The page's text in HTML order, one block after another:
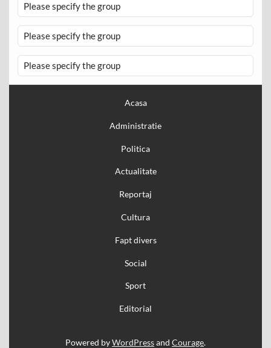
Please specify the group
Please specify the group
Please specify the group
Acasa
Administratie
Politica
Actualitate
Reportaj
Cultura
Fapt divers
Social
Sport
Editorial
Powered byWordPressand Courage.